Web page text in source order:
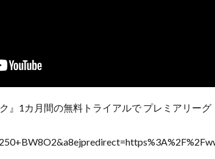
』1カ月間の無料トライアルで プレミアリーグ